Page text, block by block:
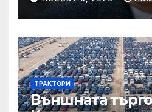
на качеството“
ТРАКТОРИ
Външната